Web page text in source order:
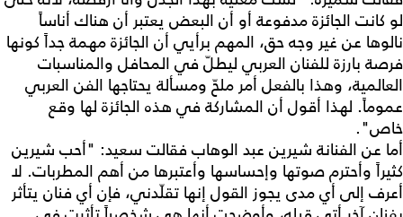
لو كانت الجائزة مدفوعة أو أن البعض يعتبر أن هناك أناساً
نالوها عن غير وجه حق، المهم برأيي أن الجائزة مهمة جداً كونها
فرصة بارزة للفنان العربي ليطلّ في المحافل والمناسبات
العالمية، وهذا بالفعل أمر ملحّ ومسألة يحتاجها الفن العربي
عموماً. لهذا أقول أن المشاركة في هذه الجائزة لها وقع
خاص".
أما عن الفنانة شيرين عبد الوهاب فقالت سعيد: "أحب شيرين
كثيراً وأحترم صوتها وإحساسها وأعتبرها من أهم المطربات. لا
أعرف إلى أي مدى يجوز القول إنها تقلّدني، فإن أي فنان يتأثر